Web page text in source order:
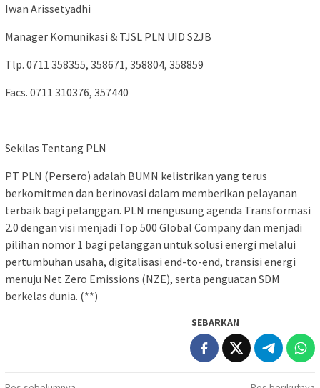
Iwan Arissetyadhi
Manager Komunikasi & TJSL PLN UID S2JB
Tlp. 0711 358355, 358671, 358804, 358859
Facs. 0711 310376, 357440
Sekilas Tentang PLN
PT PLN (Persero) adalah BUMN kelistrikan yang terus
berkomitmen dan berinovasi dalam memberikan pelayanan
terbaik bagi pelanggan. PLN mengusung agenda Transformasi
2.0 dengan visi menjadi Top 500 Global Company dan menjadi
pilihan nomor 1 bagi pelanggan untuk solusi energi melalui
pertumbuhan usaha, digitalisasi end-to-end, transisi energi
menuju Net Zero Emissions (NZE), serta penguatan SDM
berkelas dunia. (**)
SEBARKAN